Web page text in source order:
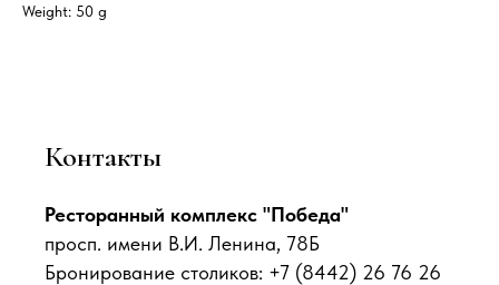
Weight: 50 g
Контакты
Ресторанный комплекс "Победа"
просп. имени В.И. Ленина, 78Б
Бронирование столиков: +7 (8442) 26 76 26